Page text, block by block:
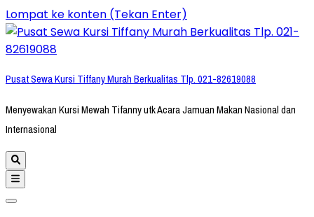
Lompat ke konten (Tekan Enter)
Pusat Sewa Kursi Tiffany Murah Berkualitas Tlp. 021-82619088
Menyewakan Kursi Mewah Tifanny utk Acara Jamuan Makan Nasional dan
Internasional